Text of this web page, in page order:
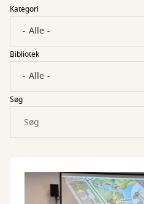
Kategori
Bibliotek
Søg